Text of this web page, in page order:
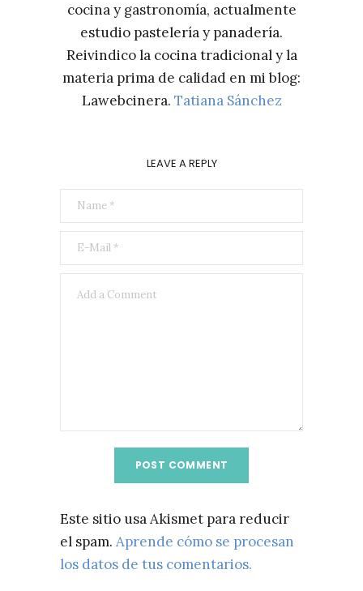
cocina y gastronomía, actualmente
estudio pastelería y panadería.
Reivindico la cocina tradicional y la
materia prima de calidad en mi blog:
Lawebcinera. Tatiana Sánchez
LEAVE A REPLY
Este sitio usa Akismet para reducir
el spam. Aprende cómo se procesan
los datos de tus comentarios.